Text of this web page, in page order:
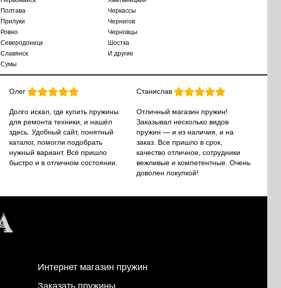
Полтава
Прилуки
Ровно
Северодонецк
Славянск
Сумы
Черкассы
Чернигов
Черновцы
Шостка
И другие
Олег
Долго искал, где купить пружины
для ремонта техники, и нашёл
здесь. Удобный сайт, понятный
каталог, помогли подобрать
нужный вариант. Всё пришло
быстро и в отличном состоянии.
Станислав
Отличный магазин пружин!
Заказывал несколько видов
пружин — и из наличия, и на
заказ. Все пришло в срок,
качество отличное, сотрудники
вежливые и компетентные. Очень
доволен покупкой!
Интернет магазин пружин